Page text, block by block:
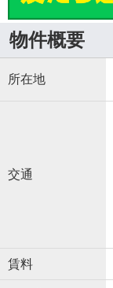
物件概要
所在地
交通
賃料